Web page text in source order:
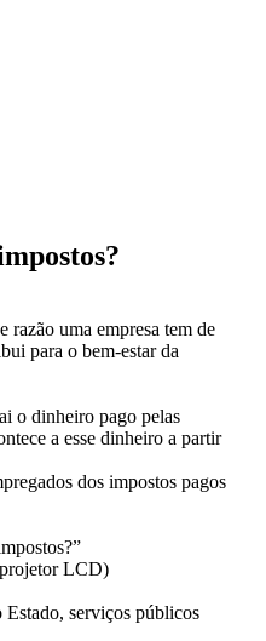
razão uma empresa tem de
para o bem-estar da
o dinheiro pago pelas
a esse dinheiro a partir
dos impostos pagos
LCD)
Estado, serviços públicos